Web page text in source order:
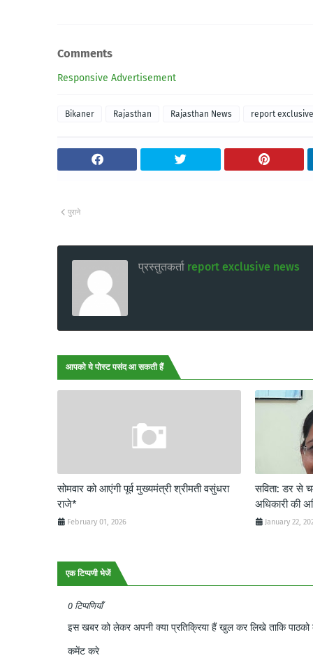
Comments
Responsive Advertisement
Bikaner Rajasthan Rajasthan News report exclusive
पुराने
प्रस्तुतकर्ता report exclusive news
आपको ये पोस्ट पसंद आ सकती हैं
सोमवार को आएंगी पूर्व मुख्यमंत्री श्रीमती वसुंधरा
राजे*
February 01, 2026
सविता: डर से
अधिकारी की
January 22,
एक टिप्पणी भेजें
0 टिप्पणियाँ
इस खबर को लेकर अपनी क्या प्रतिक्रिया हैं खुल कर लिखे ताकि
कमेंट करे